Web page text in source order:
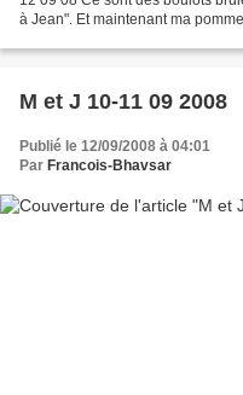
à Jean". Et maintenant ma
M et J 10-11 09 2008
Publié le 12/09/2008 à 04:01
Par Francois-Bhavsar